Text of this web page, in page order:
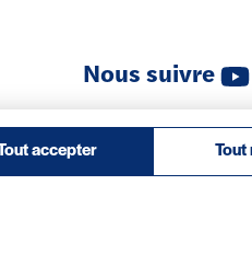
Nous suivre
À propos
accepter Tout